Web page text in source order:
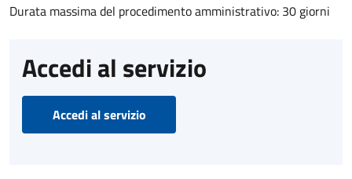
Durata massima del procedimento amministrativo: 30 giorni
Accedi al servizio
Accedi al servizio